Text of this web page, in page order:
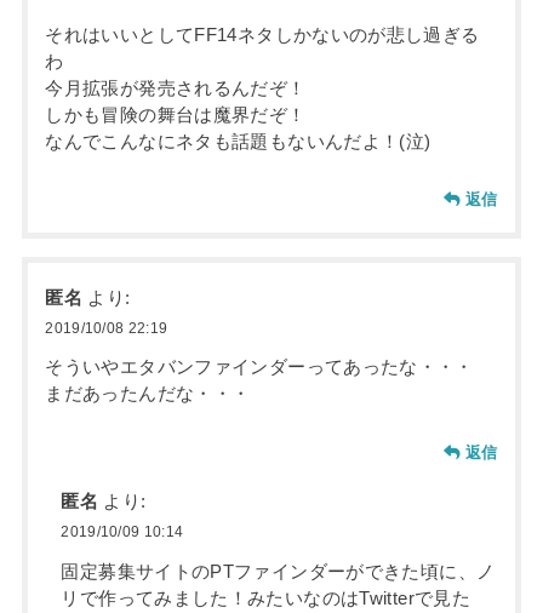
それはいいとしてFF14ネタしかないのが悲し過ぎる
わ
今月拡張が発売されるんだぞ！
しかも冒険の舞台は魔界だぞ！
なんでこんなにネタも話題もないんだよ！(泣)
返信
匿名 より:
2019/10/08 22:19
そういやエタバンファインダーってあったな・・・
まだあったんだな・・・
返信
匿名 より:
2019/10/09 10:14
固定募集サイトのPTファインダーができた頃に、ノ
リで作ってみました！みたいなのはTwitterで見た